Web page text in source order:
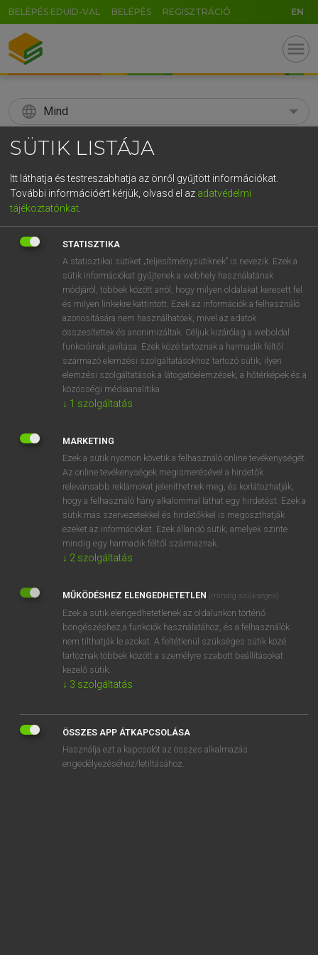
BELÉPÉS EDUID-VAL BELÉPÉS REGISZTRÁCIÓ EN
menu
language Mind
search
KERESÉS
Díjmentes angol szótár
mn színtartó
napálló
nem fakuló
⚲ sunproofkeresése szótárainkban
sunny-side up
sun porch
sunray treatment
sunrise industry
SZOTAR.NET APPLIKÁCIÓ
MICROSOFT OFFICE BŐVÍTMÉNY
BEÉPÜLŐ SZÓTÁRMODUL
SÜTIK LISTÁJA
Itt láthatja és testreszabhatja az önről gyűjtött információkat.
További információért kérjük, olvasd el az adatvédelmi
tájékoztatónkat
STATISZTIKA
A statisztikai sütiket „teljesítménysütiknek” is nevezik. Ezek a
sütik információkat gyűjtenek a webhely használatának
módjáról, többek között arról, hogy milyen oldalakat keresett fel
és milyen linkekre kattintott. Ezek az információk a felhasználó
azonosítására nem használhatóak, mivel az adatok
összesítettek és anonimizáltak. Céljuk kizárólag a weboldal
funkcióinak javítása. Ezek közé tartoznak a harmadik féltől
származó elemzési szolgáltatásokhoz tartozó sütik; ilyen
elemzési szolgáltatások a látogatóelemzések, a hőtérképek és a
közösségi médiaanalitika.
↓ 1 szolgáltatás
MARKETING
Ezek a sütik nyomon követik a felhasználó online tevékenységét.
Az online tevékenységek megismerésével a hirdetők
relevánsabb reklámokat jeleníthetnek meg, és korlátozhatják,
hogy a felhasználó hány alkalommal láthat egy hirdetést. Ezek a
sütik más szervezetekkel és hirdetőkkel is megoszthatják
ezeket az információkat. Ezek állandó sütik, amelyek szinte
mindig egy harmadik féltől származnak.
↓ 2 szolgáltatás
MŰKÖDÉSHEZ ELENGEDHETETLEN (mindig szükséges)
Ezek a sütik elengedhetetlenek az oldalunkon történő
böngészéshez,a funkciók használatához, és a felhasználók
nem tilthatják le azokat. A feltétlenül szükséges sütik közé
tartoznak többek között a személyre szabott beállításokat
kezelő sütik.
↓ 3 szolgáltatás
ÖSSZES APP ÁTKAPCSOLÁSA
Használja ezt a kapcsolót az összes alkalmazás
engedélyezéséhez/letiltásához.
5 6 7 8 9 ö ü ó
r t z u i o p ő ú
j k
n m , . - AltGr